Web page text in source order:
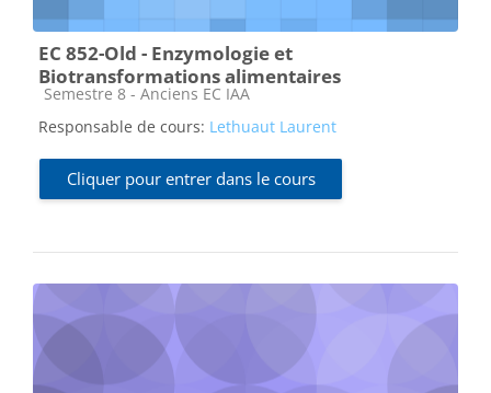
EC 852-Old - Enzymologie et
Biotransformations alimentaires
Catégorie de cours
Semestre 8 - Anciens EC IAA
Responsable de cours: Lethuaut Laurent
Cliquer pour entrer dans le cours